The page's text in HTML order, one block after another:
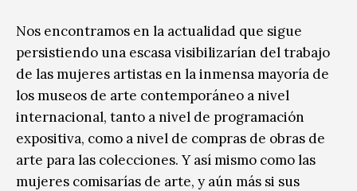
Nos encontramos en la actualidad que sigue
persistiendo una escasa visibilizarían del trabajo
de las mujeres artistas en la inmensa mayoría de
los museos de arte contemporáneo a nivel
internacional, tanto a nivel de programación
expositiva, como a nivel de compras de obras de
arte para las colecciones. Y así mismo como las
mujeres comisarías de arte, y aún más si sus